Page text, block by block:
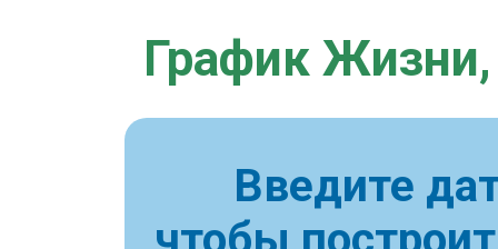
График Жизни,
Введите